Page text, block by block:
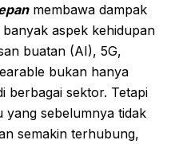
membawa dampak
aspek kehidupan
buatan (AI), 5G,
bukan hanya
berbagai sektor. Tetapi
yang sebelumnya tidak
semakin terhubung,